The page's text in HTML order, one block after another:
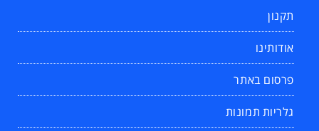
תקנון
אודותינו
פרסום באתר
גלריות תמונות